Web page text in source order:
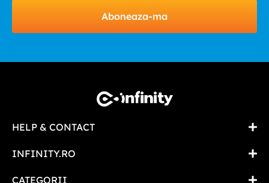
Aboneaza-ma
HELP & CONTACT
INFINITY.RO
CATEGORII